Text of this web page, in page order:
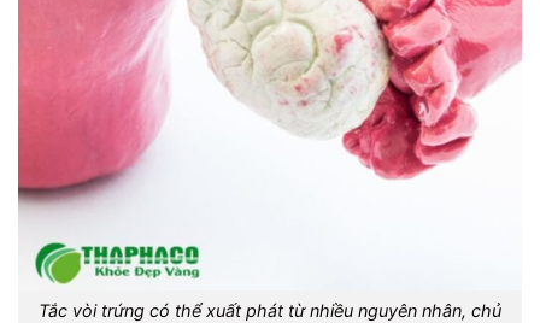
Tắc vòi trứng có thể xuất phát từ nhiều nguyên nhân, chủ